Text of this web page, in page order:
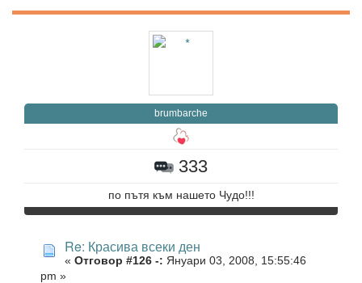
brumbarche
333
по пътя към нашето Чудо!!!
Re: Красива всеки ден
« Отговор #126 -: Януари 03, 2008, 15:55:46
pm »